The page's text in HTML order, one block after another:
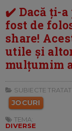
✔️ Dacă ți-
fost de
share!
utile și
mulțumim
SUBIECTE
JOCURI
TEMA:
DIVERSE